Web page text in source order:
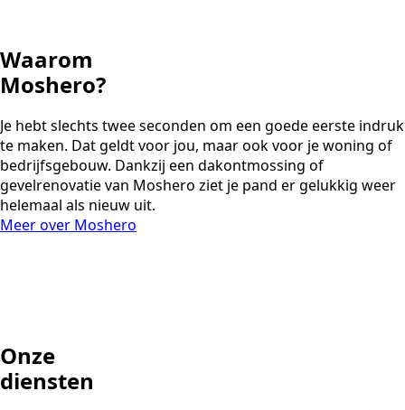
Waarom
Moshero?
Je hebt slechts twee seconden om een goede eerste indruk
te maken. Dat geldt voor jou, maar ook voor je woning of
bedrijfsgebouw. Dankzij een dakontmossing of
gevelrenovatie van Moshero ziet je pand er gelukkig weer
helemaal als nieuw uit.
Meer over Moshero
Onze
diensten